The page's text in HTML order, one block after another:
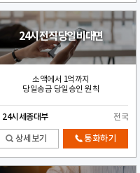
24시 전직 당일 비대면
소액에서 1억까지
당일송금 당일승인 원칙
24시세종대부 전국
상세보기 통화하기